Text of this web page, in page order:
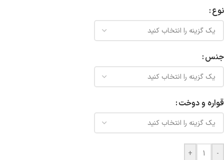
نوع
جنس
قواره و دوخت
-
+